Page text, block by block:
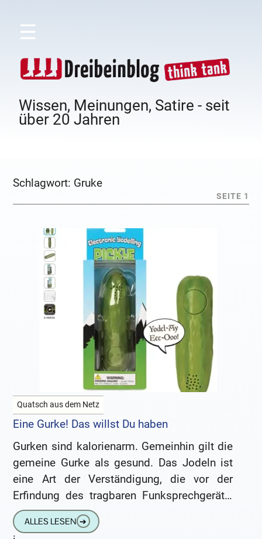
☰
Wissen, Meinungen, Satire - seit
über 20 Jahren
Schlagwort: Gruke
SEITE 1
Quatsch aus dem Netz
Eine Gurke! Das willst Du haben
Gurken sind kalorienarm. Gemeinhin gilt die
gemeine Gurke als gesund. Das Jodeln ist
eine Art der Verständigung, die vor der
Erfindung des tragbaren Funksprechgeräts,
es den alpinen Hirten und Bauern
ALLES LESEN ➔